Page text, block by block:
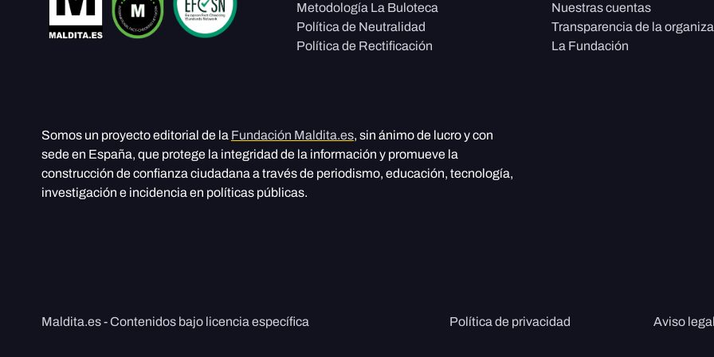
Metodología La Buloteca
Política de Neutralidad
Política de Rectificación
Nuestras cuentas
Transparencia de la
La Fundación
Somos un proyecto editorial de la Fundación Maldita.es, sin ánimo de lucro y con
sede en España, que protege la integridad de la información y promueve la
construcción de confianza ciudadana a través de periodismo, educación, tecnología,
investigación e incidencia en políticas públicas.
Maldita.es - Contenidos bajo licencia específica Política de privacidad Aviso legal